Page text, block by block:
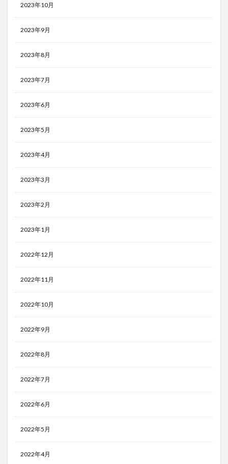
2023年10月
2023年9月
2023年8月
2023年7月
2023年6月
2023年5月
2023年4月
2023年3月
2023年2月
2023年1月
2022年12月
2022年11月
2022年10月
2022年9月
2022年8月
2022年7月
2022年6月
2022年5月
2022年4月